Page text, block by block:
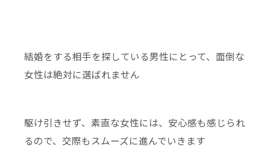
結婚をする相手を探している男性にとって、面倒な
女性は絶対に選ばれません
駆け引きせず、素直な女性には、安心感も感じられ
るので、交際もスムーズに進んでいきます